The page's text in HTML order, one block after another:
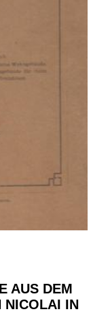
AUS DEM
NICOLAI IN